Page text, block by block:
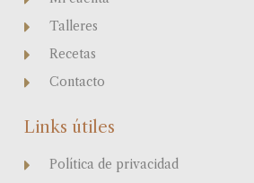
Talleres
Recetas
Contacto
Links útiles
Política de privacidad